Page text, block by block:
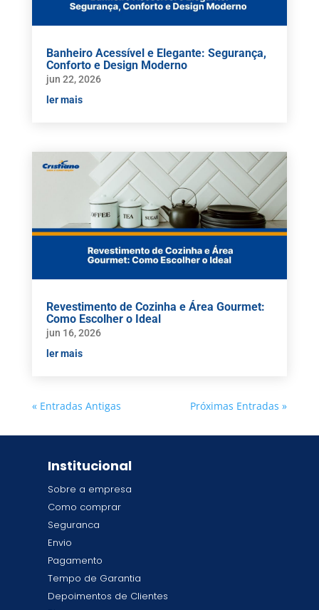
Banheiro Acessível e Elegante: Segurança,
Conforto e Design Moderno
jun 22, 2026
ler mais
Revestimento de Cozinha e Área Gourmet:
Como Escolher o Ideal
jun 16, 2026
ler mais
« Entradas Antigas Próximas Entradas »
Institucional
Sobre a empresa
Como comprar
Seguranca
Envio
Pagamento
Tempo de Garantia
Depoimentos de Clientes